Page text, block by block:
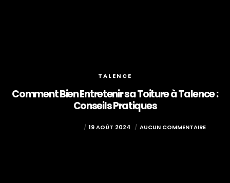
TALENCE
Comment Bien Entretenir sa Toiture à Talence :
Conseils Pratiques
19 AOÛT 2024 AUCUN COMMENTAIRE